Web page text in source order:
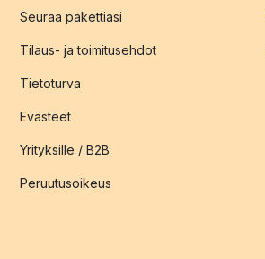
Seuraa pakettiasi
Tilaus- ja toimitusehdot
Tietoturva
Evästeet
Yrityksille / B2B
Peruutusoikeus